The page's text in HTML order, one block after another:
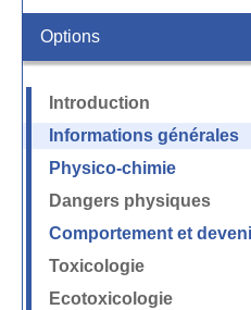
Options
Introduction
Informations générales
Physico-chimie
Dangers physiques
Comportement et
Toxicologie
Ecotoxicologie